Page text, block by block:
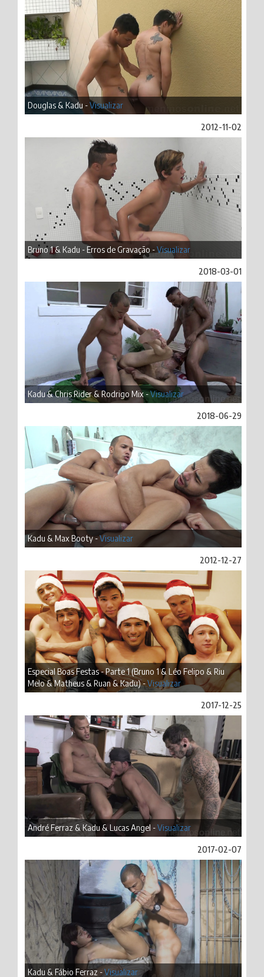
Douglas & Kadu -Visualizar
2012-11-02
Bruno 1 & Kadu - Erros de Gravação -Visualizar
2018-03-01
Kadu & Chris Rider & Rodrigo Mix -Visualizar
2018-06-29
Kadu & Max Booty -Visualizar
2012-12-27
Especial Boas Festas - Parte 1 (Bruno 1 & Léo Felipo & Riu
Melo & Matheus & Ruan & Kadu) -Visualizar
2017-12-25
André Ferraz & Kadu & Lucas Angel -Visualizar
2017-02-07
Kadu & Fábio Ferraz -Visualizar